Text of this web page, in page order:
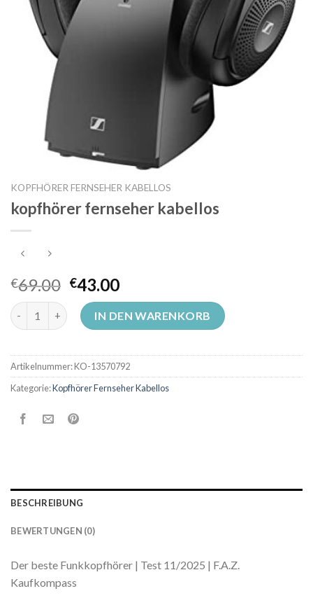
KOPFHÖRER FERNSEHER KABELLOS
kopfhörer fernseher kabellos
€69.00 €43.00
kopfhörer fernseher kabellos Menge
IN DEN WARENKORB
Artikelnummer:KO-13570792
Kategorie:Kopfhörer Fernseher Kabellos
BESCHREIBUNG
BEWERTUNGEN (0)
Der beste Funkkopfhörer | Test 11/2025 | F.A.Z.
Kaufkompass